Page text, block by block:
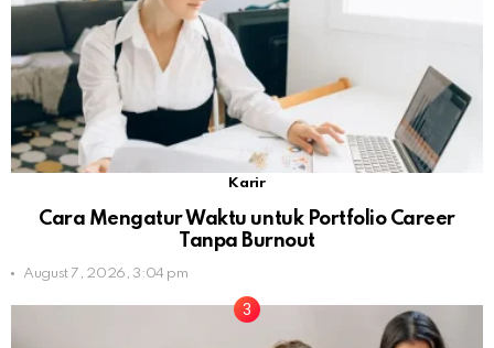
Karir
Cara Mengatur Waktu untuk Portfolio Career
Tanpa Burnout
August 7, 2026, 3:04 pm